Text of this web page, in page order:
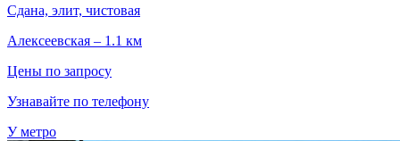
Сдана, элит, чистовая
Алексеевская – 1.1 км
Цены по запросу
Узнавайте по телефону
У метро